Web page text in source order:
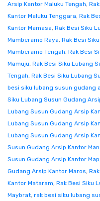
Arsip Kantor Maluku Tengah,
Kantor Maluku Tenggara, Rak
Kantor Mamasa, Rak Besi Siku
Mamberamo Raya, Rak Besi
Mamberamo Tengah, Rak Besi
Mamuju, Rak Besi Siku Lubang
Tengah, Rak Besi Siku Lubang
besi siku lubang susun gudang
Siku Lubang Susun Gudang
Lubang Susun Gudang Arsip
Lubang Susun Gudang Arsip
Lubang Susun Gudang Arsip
Susun Gudang Arsip Kantor
Susun Gudang Arsip Kantor
Gudang Arsip Kantor Maros,
Kantor Mataram, Rak Besi Siku
Maybrat, rak besi siku lubang